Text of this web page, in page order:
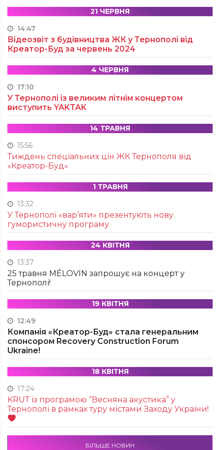
21 ЧЕРВНЯ
14:47
Відеозвіт з будівництва ЖК у Тернополі від
Креатор-Буд за червень 2024
4 ЧЕРВНЯ
17:10
У Тернополі із великим літнім концертом
виступить YAKTAK
14 ТРАВНЯ
15:56
Тиждень спеціальних цін ЖК Тернополя від
«Креатор-Буд»
1 ТРАВНЯ
13:32
У Тернополі «вар’яти» презентують нову
гумористичну програму
24 КВІТНЯ
13:37
25 травня MÉLOVIN запрошує на концерт у
Тернополі!
19 КВІТНЯ
12:49
Компанія «Креатор-Буд» стала генеральним
спонсором Recovery Construction Forum
Ukraine!
18 КВІТНЯ
17:24
KRUТ із програмою “Весняна акустика” у
Тернополі в рамках туру містами Заходу України!
БІЛЬШЕ НОВИН